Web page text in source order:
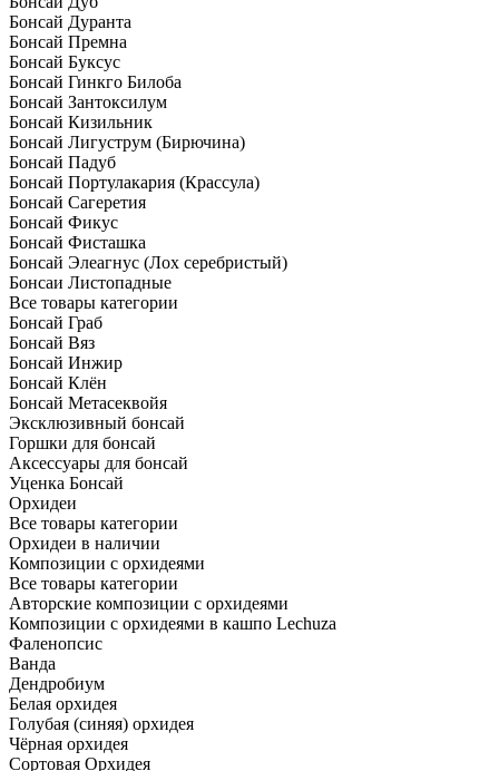
Бонсай Дуранта
Бонсай Премна
Бонсай Буксус
Бонсай Гинкго Билоба
Бонсай Зантоксилум
Бонсай Кизильник
Бонсай Лигуструм (Бирючина)
Бонсай Падуб
Бонсай Портулакария (Крассула)
Бонсай Сагеретия
Бонсай Фикус
Бонсай Фисташка
Бонсай Элеагнус (Лох серебристый)
Бонсаи Листопадные
Все товары категории
Бонсай Граб
Бонсай Вяз
Бонсай Инжир
Бонсай Клён
Бонсай Метасеквойя
Эксклюзивный бонсай
Горшки для бонсай
Аксессуары для бонсай
Уценка Бонсай
Орхидеи
Все товары категории
Орхидеи в наличии
Композиции с орхидеями
Все товары категории
Авторские композиции с орхидеями
Композиции с орхидеями в кашпо Lechuza
Фаленопсис
Ванда
Дендробиум
Белая орхидея
Голубая (синяя) орхидея
Чёрная орхидея
Сортовая Орхидея